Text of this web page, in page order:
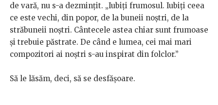
de vară, nu s-a dezmințit. „Iubiți frumosul. Iubiți ceea
ce este vechi, din popor, de la buneii noștri, de la
străbuneii noștri. Cântecele astea chiar sunt frumoase
și trebuie păstrate. De când e lumea, cei mai mari
compozitori ai noștri s-au inspirat din folclor.”
Să le lăsăm, deci, să se desfășoare.